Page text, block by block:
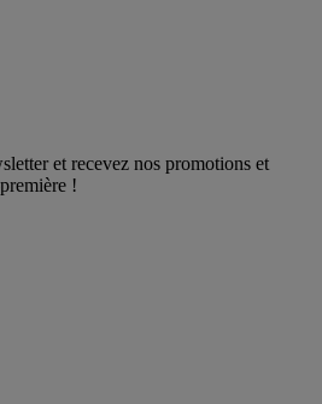
et recevez nos promotions et
!